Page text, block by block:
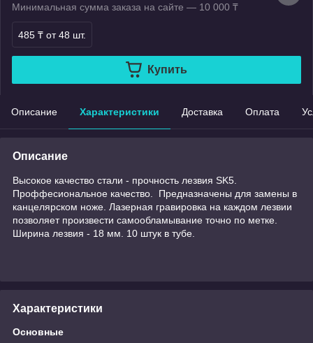
Минимальная сумма заказа на сайте — 10 000 ₸
485 ₸ от 48 шт.
Купить
Описание Характеристики Доставка Оплата
Описание
Высокое качество стали - прочность лезвия SK5.
Проффесиональное качество. Предназначены для замены в
канцелярском ноже. Лазерная гравировка на каждом лезвии
позволяет произвести самообламывание точно по метке.
Ширина лезвия - 18 мм. 10 штук в тубе.
Характеристики
Основные